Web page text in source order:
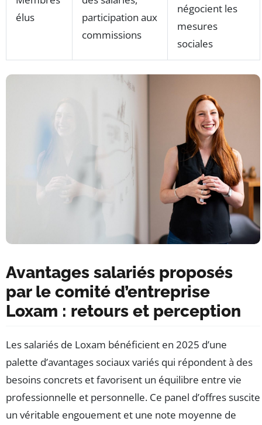
élus
participation aux
commissions
négocient les
mesures
sociales
Avantages salariés proposés
par le comité d’entreprise
Loxam : retours et perception
Les salariés de Loxam bénéficient en 2025 d’une
palette d’avantages sociaux variés qui répondent à des
besoins concrets et favorisent un équilibre entre vie
professionnelle et personnelle. Ce panel d’offres suscite
un véritable engouement et une note moyenne de